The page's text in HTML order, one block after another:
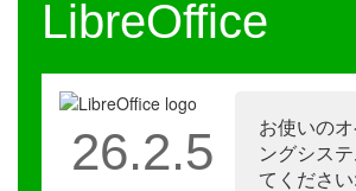
LibreOffice
お使いの
ングシス
てください:
26.2.5